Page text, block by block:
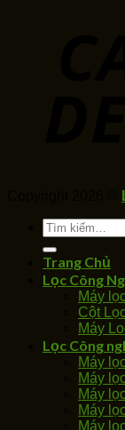
Tìm
kiếm:
Trang Chủ
Lọc Công
Máy
Cột
Máy
Lọc Công
Máy
Máy
Máy
Máy
Máy